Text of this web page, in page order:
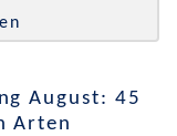
August: 45
Arten